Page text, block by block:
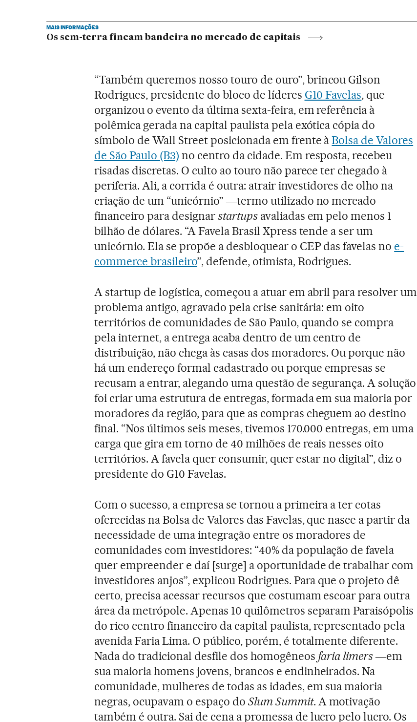
MAIS INFORMAÇÕES
Os sem-terra fincam bandeira no mercado de capitais
“Também queremos nosso touro de ouro”, brincou Gilson
Rodrigues, presidente do bloco de líderes G10 Favelas, que
organizou o evento da última sexta-feira, em referência à
polêmica gerada na capital paulista pela exótica cópia do
símbolo de Wall Street posicionada em frente àBolsa de Valores
de São Paulo (B3) no centro da cidade. Em resposta, recebeu
risadas discretas. O culto ao touro não parece ter chegado à
periferia. Ali, a corrida é outra: atrair investidores de olho na
criação de um “unicórnio” ―termo utilizado no mercado
financeiro para designarstartupsavaliadas em pelo menos 1
bilhão de dólares. “A Favela Brasil Xpress tende a ser um
unicórnio. Ela se propõe a desbloquear o CEP das favelas no e-
commerce brasileiro”, defende, otimista, Rodrigues.
A startup de logística, começou a atuar em abril para resolver um
problema antigo, agravado pela crise sanitária: em oito
territórios de comunidades de São Paulo, quando se compra
pela internet, a entrega acaba dentro de um centro de
distribuição, não chega às casas dos moradores. Ou porque não
há um endereço formal cadastrado ou porque empresas se
recusam a entrar, alegando uma questão de segurança. A solução
foi criar uma estrutura de entregas, formada em sua maioria por
moradores da região, para que as compras cheguem ao destino
final. “Nos últimos seis meses, tivemos 170.000 entregas, em uma
carga que gira em torno de 40 milhões de reais nesses oito
territórios. A favela quer consumir, quer estar no digital”, diz o
presidente do G10 Favelas.
Com o sucesso, a empresa se tornou a primeira a ter cotas
oferecidas na Bolsa de Valores das Favelas, que nasce a partir da
necessidade de uma integração entre os moradores de
comunidades com investidores: “40% da população de favela
quer empreender e daí [surge] a oportunidade de trabalhar com
investidores anjos”, explicou Rodrigues. Para que o projeto dê
certo, precisa acessar recursos que costumam escoar para outra
área da metrópole. Apenas 10 quilômetros separam Paraisópolis
do rico centro financeiro da capital paulista, representado pela
avenida Faria Lima. O público, porém, é totalmente diferente.
Nada do tradicional desfile dos homogêneos faria limers―em
sua maioria homens jovens, brancos e endinheirados. Na
comunidade, mulheres de todas as idades, em sua maioria
negras, ocupavam o espaço do Slum Summit. A motivação
também é outra. Sai de cena a promessa de lucro pelo lucro. Os